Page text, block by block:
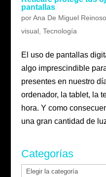
pantallas
porAna De Miguel Reinoso
visual, Tecnología
El uso de pantallas
algo imprescindible
presentes en nuestro
ordenador, la tablet, la
hora. Y como
una gran cantidad de
Categorías
Categorías